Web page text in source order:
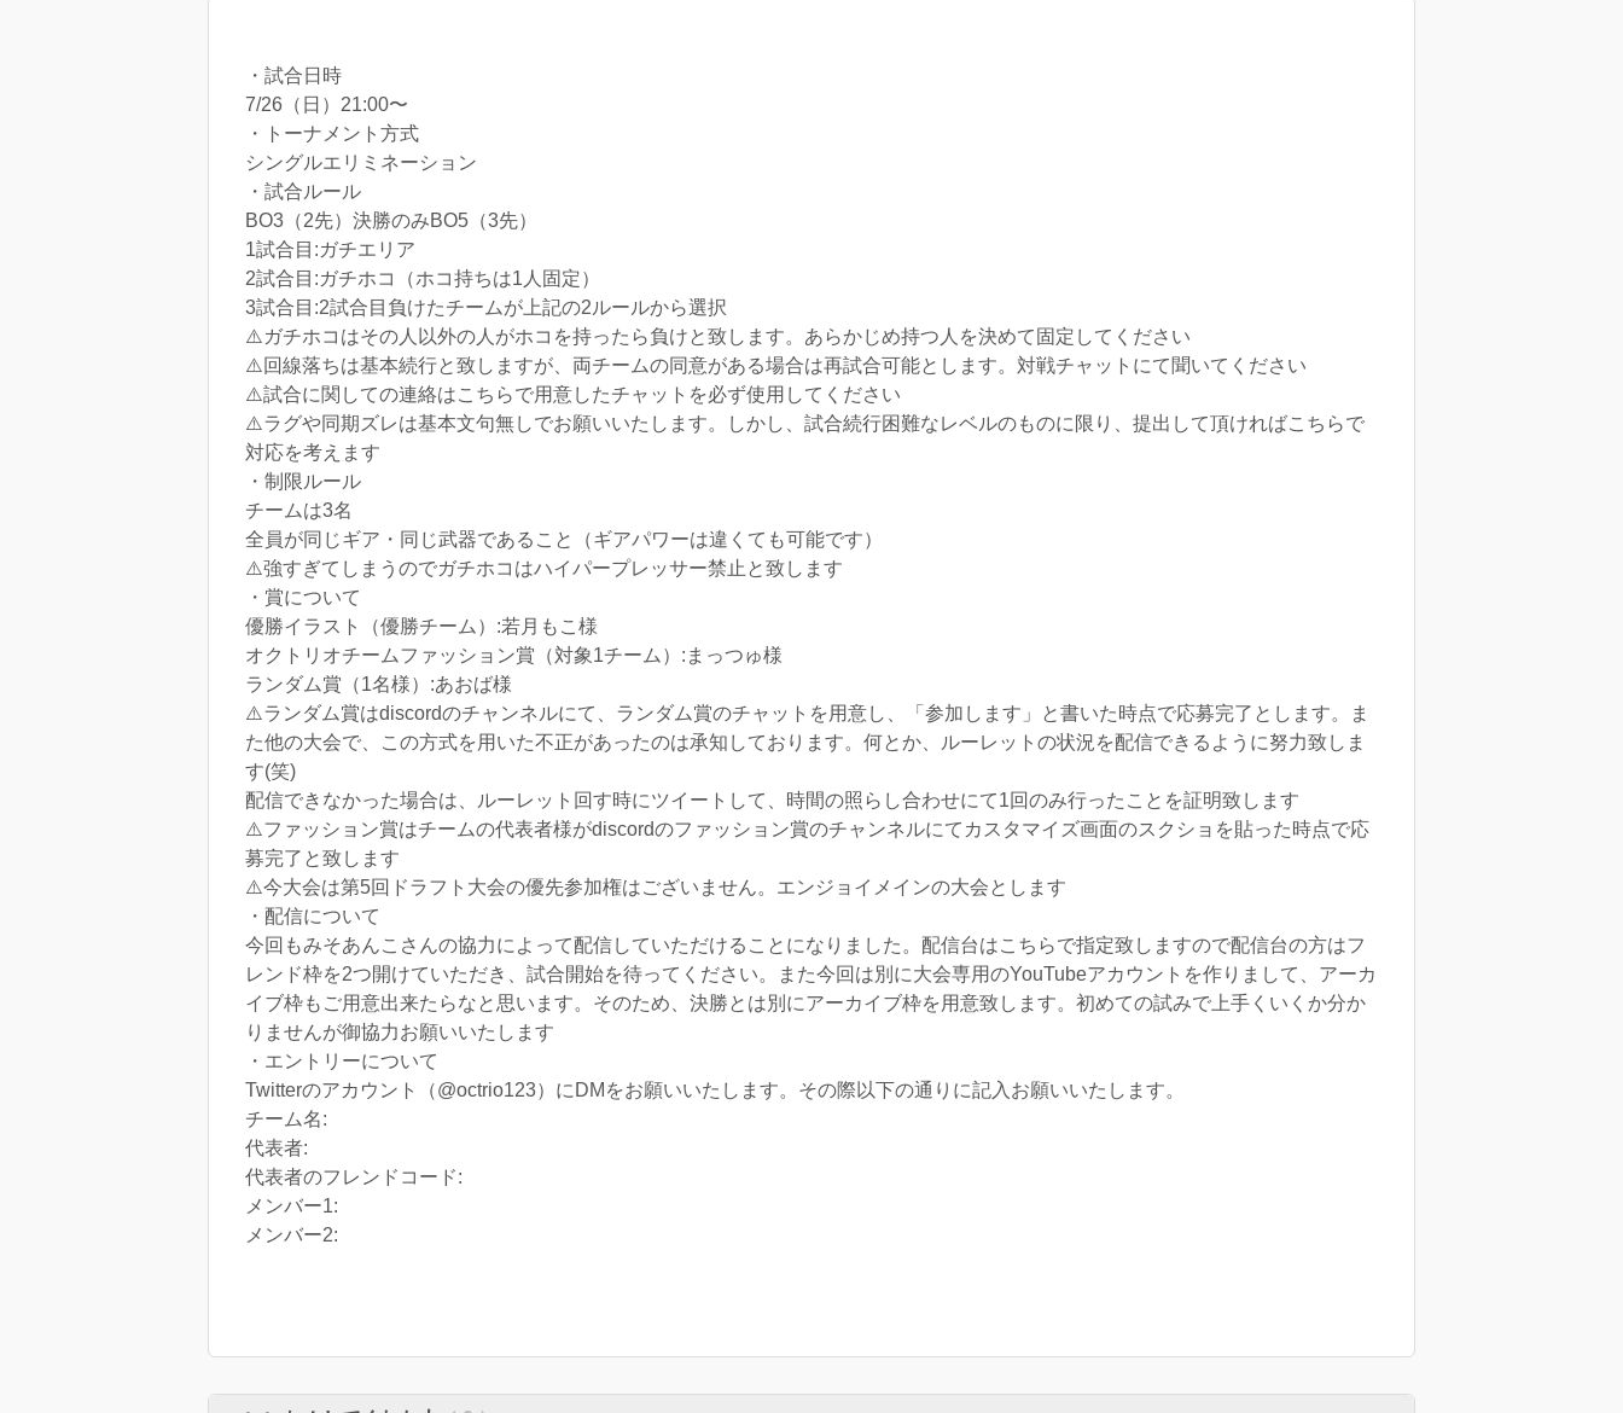
・試合日時
7/26（日）21:00〜
・トーナメント方式
シングルエリミネーション
・試合ルール
BO3（2先）決勝のみBO5（3先）
1試合目:ガチエリア
2試合目:ガチホコ（ホコ持ちは1人固定）
3試合目:2試合目負けたチームが上記の2ルールから選択
⚠️ガチホコはその人以外の人がホコを持ったら負けと致します。あらかじめ持つ人を決めて固定してください
⚠️回線落ちは基本続行と致しますが、両チームの同意がある場合は再試合可能とします。対戦チャットにて聞いてください
⚠️試合に関しての連絡はこちらで用意したチャットを必ず使用してください
⚠️ラグや同期ズレは基本文句無しでお願いいたします。しかし、試合続行困難なレベルのものに限り、提出して頂ければこちらで
対応を考えます
・制限ルール
チームは3名
全員が同じギア・同じ武器であること（ギアパワーは違くても可能です）
⚠️強すぎてしまうのでガチホコはハイパープレッサー禁止と致します
・賞について
優勝イラスト（優勝チーム）:若月もこ様
オクトリオチームファッション賞（対象1チーム）:まっつゅ様
ランダム賞（1名様）:あおば様
⚠️ランダム賞はdiscordのチャンネルにて、ランダム賞のチャットを用意し、「参加します」と書いた時点で応募完了とします。ま
た他の大会で、この方式を用いた不正があったのは承知しております。何とか、ルーレットの状況を配信できるように努力致しま
す(笑)
配信できなかった場合は、ルーレット回す時にツイートして、時間の照らし合わせにて1回のみ行ったことを証明致します
⚠️ファッション賞はチームの代表者様がdiscordのファッション賞のチャンネルにてカスタマイズ画面のスクショを貼った時点で応
募完了と致します
⚠️今大会は第5回ドラフト大会の優先参加権はございません。エンジョイメインの大会とします
・配信について
今回もみそあんこさんの協力によって配信していただけることになりました。配信台はこちらで指定致しますので配信台の方はフ
レンド枠を2つ開けていただき、試合開始を待ってください。また今回は別に大会専用のYouTubeアカウントを作りまして、アーカ
イブ枠もご用意出来たらなと思います。そのため、決勝とは別にアーカイブ枠を用意致します。初めての試みで上手くいくか分か
りませんが御協力お願いいたします
・エントリーについて
Twitterのアカウント（@octrio123）にDMをお願いいたします。その際以下の通りに記入お願いいたします。
チーム名:
代表者:
代表者のフレンドコード:
メンバー1:
メンバー2: